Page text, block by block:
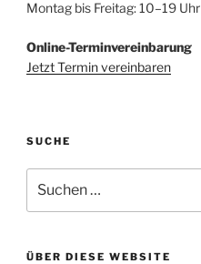
Montag bis Freitag: 10–19 Uhr
Online-Terminvereinbarung
Jetzt Termin vereinbaren
SUCHE
nach:
ÜBER DIESE WEBSITE